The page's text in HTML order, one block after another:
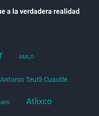
a la verdadera realidad
AMLO
Antonio Teutli Cuautle
Atlixco